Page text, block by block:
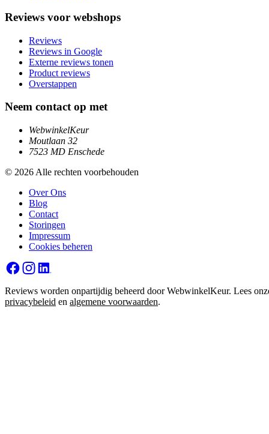
Reviews voor webshops
Reviews
Reviews in Google
Externe reviews tonen
Product reviews
Overstappen
Neem contact op met
WebwinkelKeur
Moutlaan 32
7523 MD Enschede
© 2026 Alle rechten voorbehouden
Over Ons
Blog
Contact
Storingen
Impressum
Cookies beheren
Reviews worden onpartijdig beheerd door WebwinkelKeur. Lees
privacybeleid en algemene voorwaarden.